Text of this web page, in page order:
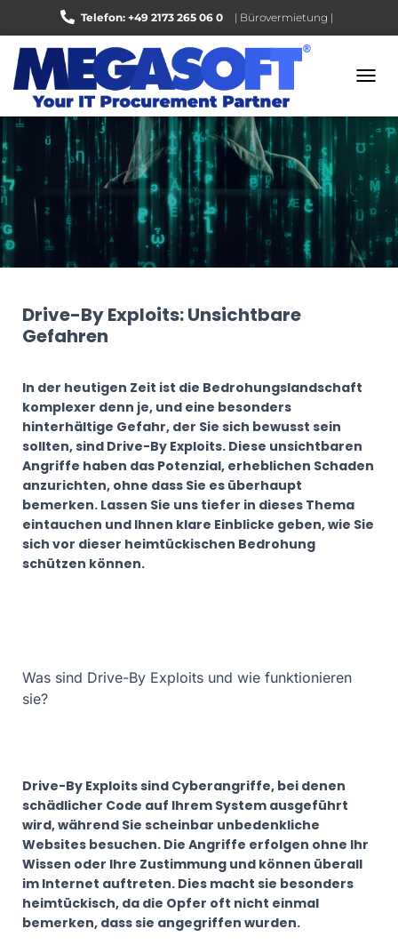
Telefon: +49 2173 265 06 0 | Bürovermietung |
Bewerten Sie uns auf Google |
V
I
T
N
U
Drive-By Exploits: Unsichtbare
Gefahren
In der heutigen Zeit ist die Bedrohungslandschaft
komplexer denn je, und eine besonders
hinterhältige Gefahr, der Sie sich bewusst sein
sollten, sind Drive-By Exploits. Diese unsichtbaren
Angriffe haben das Potenzial, erheblichen Schaden
anzurichten, ohne dass Sie es überhaupt
bemerken. Lassen Sie uns tiefer in dieses Thema
eintauchen und Ihnen klare Einblicke geben, wie Sie
sich vor dieser heimtückischen Bedrohung
schützen können.
Was sind Drive-By Exploits und wie funktionieren
sie?
Drive-By Exploits sind Cyberangriffe, bei denen
schädlicher Code auf Ihrem System ausgeführt
wird, während Sie scheinbar unbedenkliche
Websites besuchen. Die Angriffe erfolgen ohne Ihr
Wissen oder Ihre Zustimmung und können überall
im Internet auftreten. Dies macht sie besonders
heimtückisch, da die Opfer oft nicht einmal
bemerken, dass sie angegriffen wurden.